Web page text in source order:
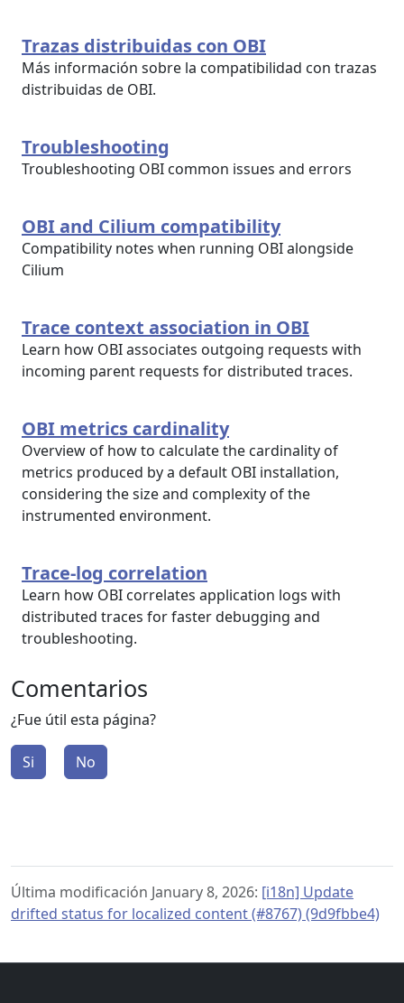
Trazas distribuidas con OBI
Más información sobre la compatibilidad con trazas
distribuidas de OBI.
Troubleshooting
Troubleshooting OBI common issues and errors
OBI and Cilium compatibility
Compatibility notes when running OBI alongside
Cilium
Trace context association in OBI
Learn how OBI associates outgoing requests with
incoming parent requests for distributed traces.
OBI metrics cardinality
Overview of how to calculate the cardinality of
metrics produced by a default OBI installation,
considering the size and complexity of the
instrumented environment.
Trace-log correlation
Learn how OBI correlates application logs with
distributed traces for faster debugging and
troubleshooting.
Comentarios
¿Fue útil esta página?
Si No
Última modificación January 8, 2026: [i18n] Update
drifted status for localized content (#8767) (9d9fbbe4)